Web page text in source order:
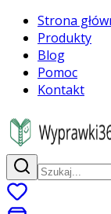
Strona
Produkty
Blog
Pomoc
Kontakt